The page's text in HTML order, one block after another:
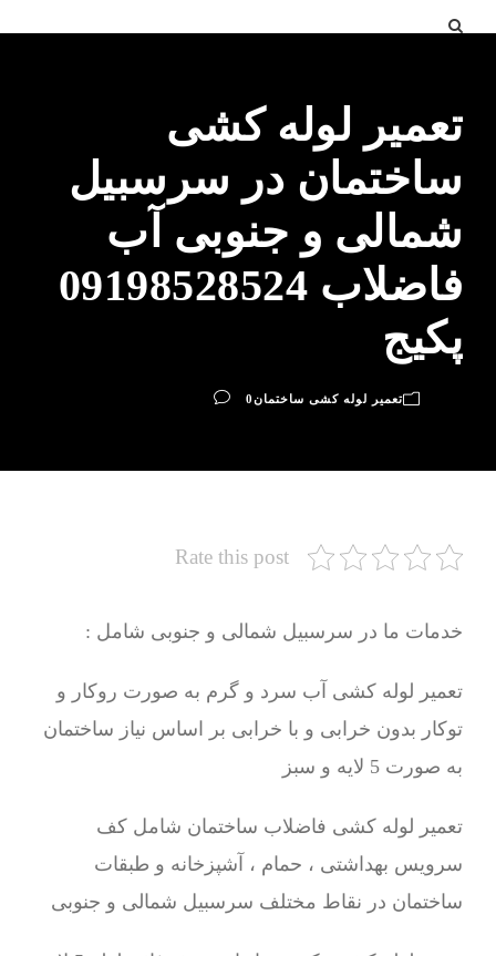
تعمیر لوله کشی
ساختمان در سرسبیل
شمالی و جنوبی آب
فاضلاب 09198528524
پکیج
تعمیر لوله کشی ساختمان0
Rate this post
خدمات ما در سرسبیل شمالی و جنوبی شامل :
تعمیر لوله کشی آب سرد و گرم به صورت روکار و
توکار بدون خرابی و با خرابی بر اساس نیاز ساختمان
به صورت 5 لایه و سبز
تعمیر لوله کشی فاضلاب ساختمان شامل کف
سرویس بهداشتی ، حمام ، آشپزخانه و طبقات
ساختمان در نقاط مختلف سرسبیل شمالی و جنوبی